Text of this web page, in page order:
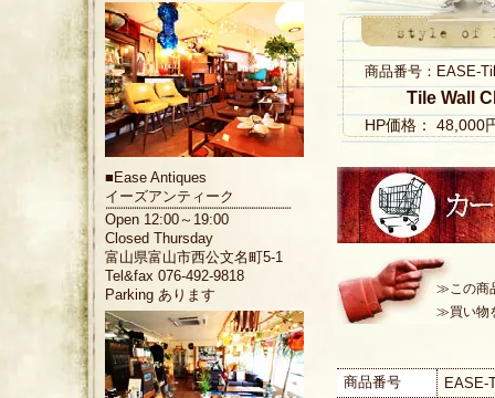
商品番号：EASE-
Tile Wall
HP価格： 48,000
≫この商
≫買い物
商品番号
EASE-
■ Ease Antiques
イーズアンティーク
Open 12:00～19:00
Closed Thursday
富山県富山市西公文名町5-1
Tel&fax 076-492-9818
Parking あります